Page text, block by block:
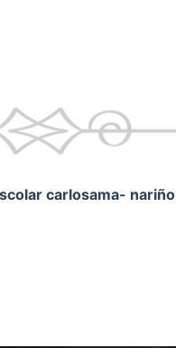
carlosama- nariño